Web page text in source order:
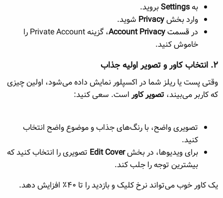
به Settingsبروید.
وارد بخشPrivacy شوید.
در قسمتAccount Privacy
، گزینه Private Account را
خاموش کنید.
۲. انتخاب کاور و تصویر اولیه جذاب​
وقتی پست یا ریلز شما در اکسپلور نمایش داده می‌شود، اولین چیزی
که کاربر می‌بیند، تصویر کاور است. سعی کنید:
تصویری واضح، با رنگ‌های جذاب و موضوع واضح انتخاب
کنید.
برای ویدیوها، در بخشEdit Cover تصویری را انتخاب کنید که
بیشترین توجه را جلب کند.
یک کاور خوب می‌تواند نرخ کلیک و بازدید را تا ۴۰٪ افزایش دهد.